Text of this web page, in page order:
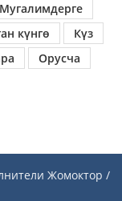
Мугалимдерге
күнгө
Күз
Орусча
Жомоктор /